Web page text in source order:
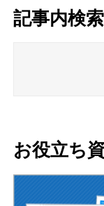
記事内検索
お役立ち